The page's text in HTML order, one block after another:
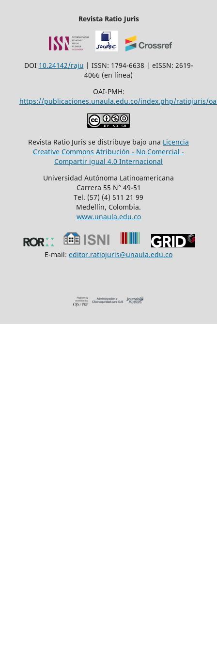
Revista Ratio Juris
DOI 10.24142/raju | ISSN: 1794-6638 | eISSN: 2619-
4066 (en línea)
OAI-PMH:
https://publicaciones.unaula.edu.co/index.php/ratiojuris/
Revista Ratio Juris se distribuye bajo una Licencia
Creative Commons Atribución - No Comercial -
Compartir igual 4.0 Internacional
Universidad Autónoma Latinoamericana
Carrera 55 N° 49-51
Tel. (57) (4) 511 21 99
Medellín, Colombia.
www.unaula.edu.co
E-mail: editor.ratiojuris@unaula.edu.co